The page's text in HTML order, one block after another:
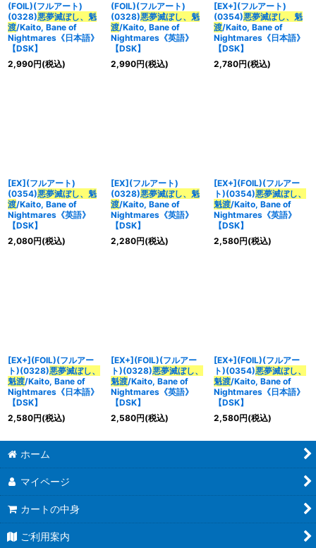
(FOIL)(フルアート)
(0328)悪夢滅ぼし、魁
渡/Kaito, Bane of
Nightmares《日本語》
【DSK】
2,990円(税込)
(FOIL)(フルアート)
(0328)悪夢滅ぼし、魁
渡/Kaito, Bane of
Nightmares《英語》
【DSK】
2,990円(税込)
[EX+](フルアート)
(0354)悪夢滅ぼし、魁
渡/Kaito, Bane of
Nightmares《日本語》
【DSK】
2,780円(税込)
[EX](フルアート)
(0354)悪夢滅ぼし、魁
渡/Kaito, Bane of
Nightmares《英語》
【DSK】
2,080円(税込)
[EX](フルアート)
(0328)悪夢滅ぼし、魁
渡/Kaito, Bane of
Nightmares《英語》
【DSK】
2,280円(税込)
[EX+](FOIL)(フルアー
ト)(0354)悪夢滅ぼし、
魁渡/Kaito, Bane of
Nightmares《英語》
【DSK】
2,580円(税込)
[EX+](FOIL)(フルアー
ト)(0328)悪夢滅ぼし、
魁渡/Kaito, Bane of
Nightmares《日本語》
【DSK】
2,580円(税込)
[EX+](FOIL)(フルアー
ト)(0328)悪夢滅ぼし、
魁渡/Kaito, Bane of
Nightmares《英語》
【DSK】
2,580円(税込)
[EX+](FOIL)(フルアー
ト)(0354)悪夢滅ぼし、
魁渡/Kaito, Bane of
Nightmares《日本語》
【DSK】
2,580円(税込)
ホーム
マイページ
カートの中身
ご利用案内